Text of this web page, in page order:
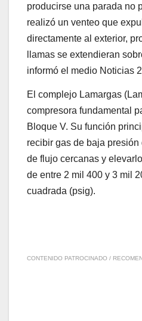
producirse una parada no
realizó un venteo que
directamente al exterior,
llamas se extendieran
informó el medio Noticias
El complejo Lamargas
compresora fundamental
Bloque V. Su función
recibir gas de baja
de flujo cercanas y
de entre 2 mil 400 y 3 mil
cuadrada (psig).
CONTENIDO PATROCINADO /